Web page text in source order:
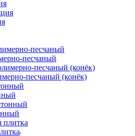
песчаный
песчаный (конёк)